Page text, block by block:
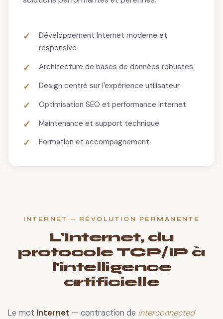
Développement Internet moderne et
responsive
Architecture de bases de données robustes
Design centré sur l'expérience utilisateur
Optimisation SEO et performance Internet
Maintenance et support technique
Formation et accompagnement
INTERNET — RÉVOLUTION PERMANENTE
L'Internet, du
protocole TCP/IP à
l'intelligence
artificielle
Le mot Internet — contraction de interconnected